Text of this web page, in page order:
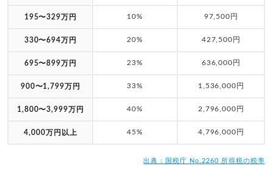
195〜329万円 10% 97,500円
330〜694万円 20% 427,500円
695〜899万円 23% 636,000円
900〜1,799万円 33% 1,536,000円
1,800〜3,999万円 40% 2,796,000円
4,000万円以上 45% 4,796,000円
出典：国税庁 No.2260 所得税の税率